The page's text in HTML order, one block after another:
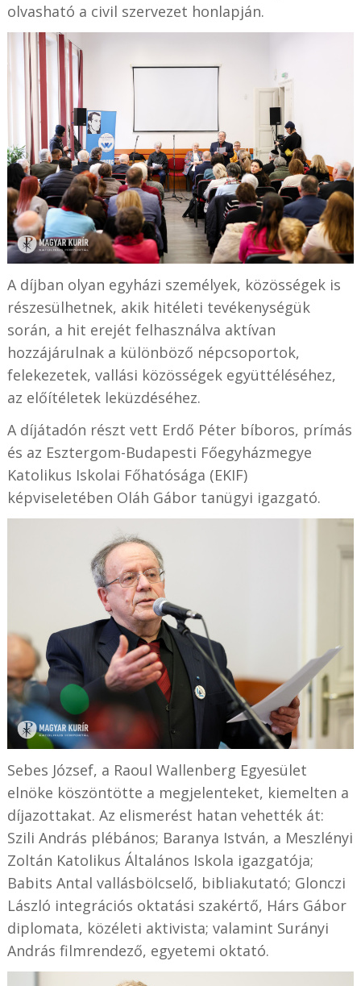
olvasható a civil szervezet honlapján.
A díjban olyan egyházi személyek, közösségek is
részesülhetnek, akik hitéleti tevékenységük
során, a hit erejét felhasználva aktívan
hozzájárulnak a különböző népcsoportok,
felekezetek, vallási közösségek együttéléséhez,
az előítéletek leküzdéséhez.
A díjátadón részt vett Erdő Péter bíboros, prímás
és az Esztergom-Budapesti Főegyházmegye
Katolikus Iskolai Főhatósága (EKIF)
képviseletében Oláh Gábor tanügyi igazgató.
Sebes József, a Raoul Wallenberg Egyesület
elnöke köszöntötte a megjelenteket, kiemelten a
díjazottakat. Az elismerést hatan vehették át:
Szili András plébános; Baranya István, a Meszlényi
Zoltán Katolikus Általános Iskola igazgatója;
Babits Antal vallásbölcselő, bibliakutató; Glonczi
László integrációs oktatási szakértő, Hárs Gábor
diplomata, közéleti aktivista; valamint Surányi
András filmrendező, egyetemi oktató.